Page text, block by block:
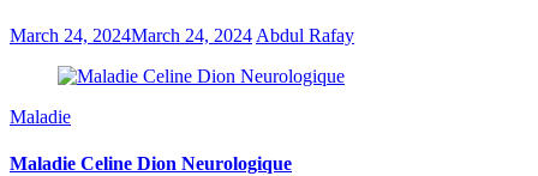
March 24, 2024March 24, 2024 Abdul Rafay
Maladie
Maladie Celine Dion Neurologique